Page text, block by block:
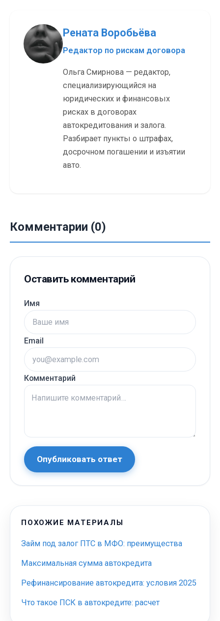
Рената Воробьёва
Редактор по рискам договора
Ольга Смирнова — редактор,
специализирующийся на
юридических и финансовых
рисках в договорах
автокредитования и залога.
Разбирает пункты о штрафах,
досрочном погашении и изъятии
авто.
Комментарии (0)
Оставить комментарий
Имя
Email
Комментарий
Опубликовать ответ
ПОХОЖИЕ МАТЕРИАЛЫ
Займ под залог ПТС в МФО: преимущества
Максимальная сумма автокредита
Рефинансирование автокредита: условия 2025
Что такое ПСК в автокредите: расчет